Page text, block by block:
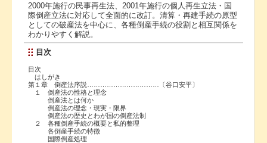
2000年施行の民事再生法、2001年施行の個人再生立法・国
際倒産立法に対応して全面的に改訂。清算・再建手続の原型
としての破産法を中心に、各種倒産手続の役割と相互関係を
わかりやすく解説。
目次
目次
はしがき
第１章 倒産法序説……………………………〔谷口安平〕
１ 倒産法の性格と理念
倒産法とは何か
倒産法の理念・現実・限界
倒産法の歴史とわが国の倒産法制
２ 各種倒産手続の概要と私的整理
各倒産手続の特徴
国際倒産処理